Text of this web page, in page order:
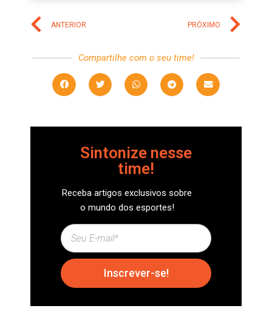
ANTERIOR PRÓXIMO
Compartilhe com o seu time!
Sintonize nesse
time!
Receba artigos exclusivos sobre
o mundo dos esportes!
Inscrever-se!